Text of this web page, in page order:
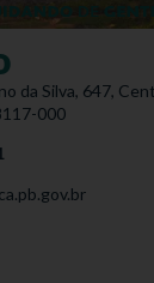
da Silva, 647,
000